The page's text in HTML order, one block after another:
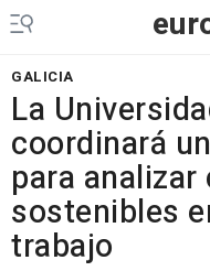
GALICIA
La
coordinará
para
sostenibles
trabajo